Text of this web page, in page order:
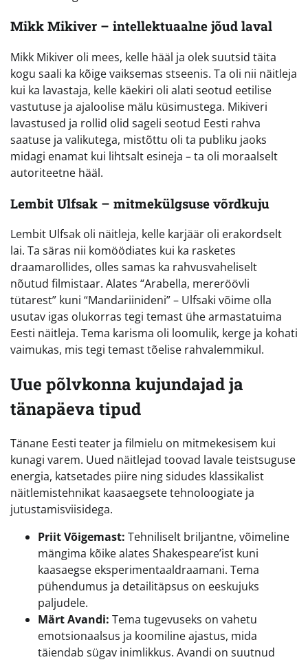
Mikk Mikiver – intellektuaalne jõud laval
Mikk Mikiver oli mees, kelle hääl ja olek suutsid täita
kogu saali ka kõige vaiksemas stseenis. Ta oli nii näitleja
kui ka lavastaja, kelle käekiri oli alati seotud eetilise
vastutuse ja ajaloolise mälu küsimustega. Mikiveri
lavastused ja rollid olid sageli seotud Eesti rahva
saatuse ja valikutega, mistõttu oli ta publiku jaoks
midagi enamat kui lihtsalt esineja – ta oli moraalselt
autoriteetne hääl.
Lembit Ulfsak – mitmekülgsuse võrdkuju
Lembit Ulfsak oli näitleja, kelle karjäär oli erakordselt
lai. Ta säras nii komöödiates kui ka rasketes
draamarollides, olles samas ka rahvusvaheliselt
nõutud filmistaar. Alates “Arabella, mereröövli
tütarest” kuni “Mandariinideni” – Ulfsaki võime olla
usutav igas olukorras tegi temast ühe armastatuima
Eesti näitleja. Tema karisma oli loomulik, kerge ja kohati
vaimukas, mis tegi temast tõelise rahvalemmikul.
Uue põlvkonna kujundajad ja
tänapäeva tipud
Tänane Eesti teater ja filmielu on mitmekesisem kui
kunagi varem. Uued näitlejad toovad lavale teistsuguse
energia, katsetades piire ning sidudes klassikalist
näitlemistehnikat kaasaegsete tehnoloogiate ja
jutustamisviisidega.
Priit Võigemast: Tehniliselt briljantne, võimeline
mängima kõike alates Shakespeare’ist kuni
kaasaegse eksperimentaaldraamani. Tema
pühendumus ja detailitäpsus on eeskujuks
paljudele.
Märt Avandi: Tema tugevuseks on vahetu
emotsionaalsus ja koomiline ajastus, mida
täiendab sügav inimlikkus. Avandi on suutnud